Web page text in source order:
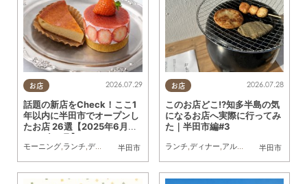
お店
半田市
2026.07.29
話題の新店をCheck！ここ1
年以内に半田市でオープンし
たお店 26選【2025年6月～
2026年6月】
モーニング,ランチ,ディナー ,アルコール ラーメン,パン,カフェ,スイーツ,テイクアウ
お店
半田市
2026.07.28
このお店どこ!?知多半島の気
になるお店へ実際に行ってみ
た｜半田市編#3
ランチ,ディナー,アルコール ,カフェ